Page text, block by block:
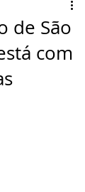
de São
com